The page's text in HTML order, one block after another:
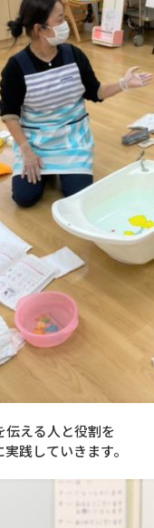
伝える人と役割を
践していきます。